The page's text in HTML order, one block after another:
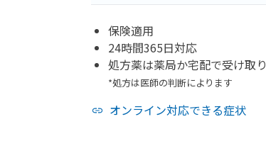
保険適用
24時間365日対応
処方薬は薬局か宅配で受け取り
*処方は医師の判断によります
オンライン対応できる症状